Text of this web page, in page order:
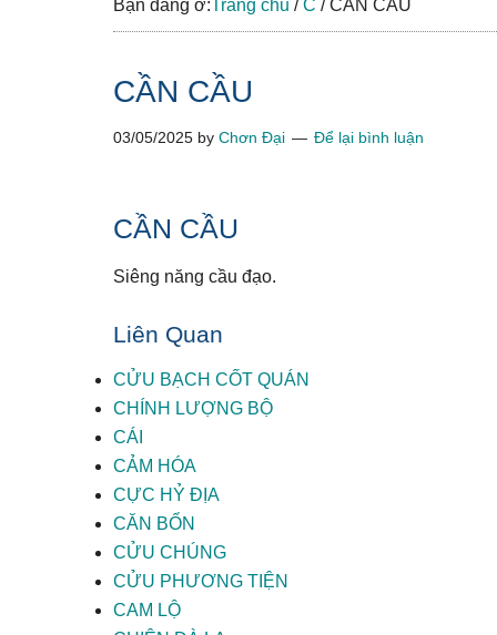
học
học
Bạn đang ở:Trang chủ / C /CẦN CẦU
CẦN CẦU
03/05/2025 by Chơn Đại Để lại bình luận
CẦN CẦU
Siêng năng cầu đạo.
Liên Quan
CỬU BẠCH CỐT QUÁN
CHÍNH LƯỢNG BỘ
CÁI
CẢM HÓA
CỰC HỶ ĐỊA
CĂN BỔN
CỬU CHÚNG
CỬU PHƯƠNG TIỆN
CAM LỘ